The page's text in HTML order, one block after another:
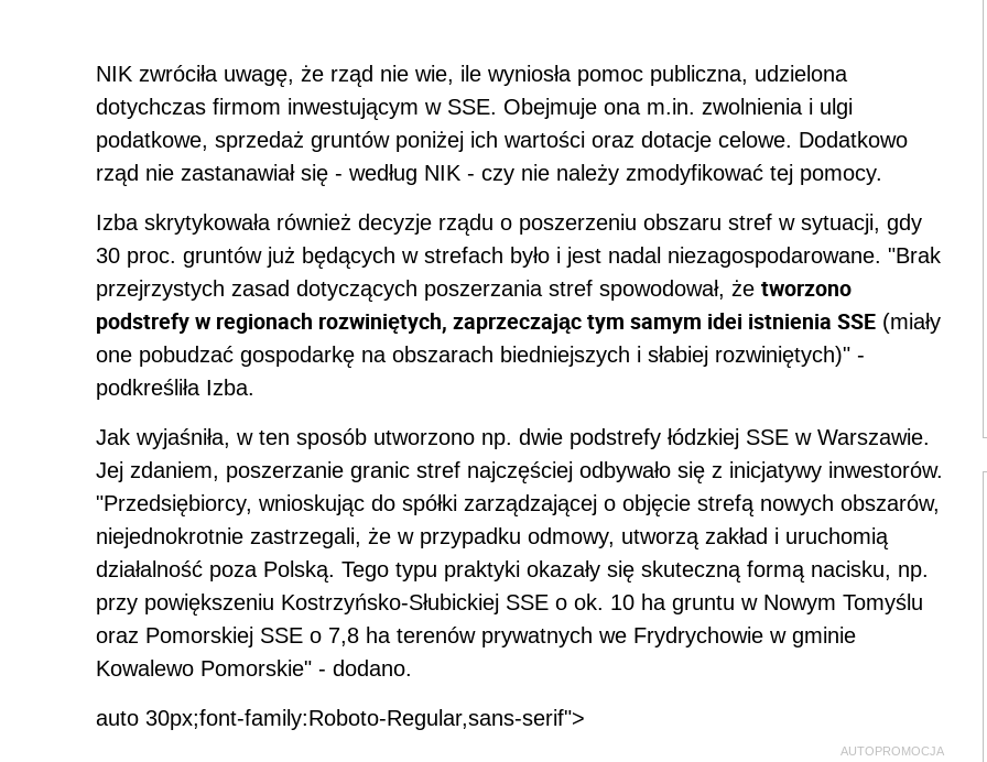
NIK zwróciła uwagę, że rząd nie wie, ile wyniosła pomoc publiczna, udzielona
dotychczas firmom inwestującym w SSE. Obejmuje ona m.in. zwolnienia i ulgi
podatkowe, sprzedaż gruntów poniżej ich wartości oraz dotacje celowe. Dodatkowo
rząd nie zastanawiał się - według NIK - czy nie należy zmodyfikować tej pomocy.
Izba skrytykowała również decyzje rządu o poszerzeniu obszaru stref w sytuacji, gdy
30 proc. gruntów już będących w strefach było i jest nadal niezagospodarowane. "Brak
przejrzystych zasad dotyczących poszerzania stref spowodował, że tworzono
podstrefy w regionach rozwiniętych, zaprzeczając tym samym idei istnienia SSE (miały
one pobudzać gospodarkę na obszarach biedniejszych i słabiej rozwiniętych)" -
podkreśliła Izba.
Jak wyjaśniła, w ten sposób utworzono np. dwie podstrefy łódzkiej SSE w Warszawie.
Jej zdaniem, poszerzanie granic stref najczęściej odbywało się z inicjatywy inwestorów.
"Przedsiębiorcy, wnioskując do spółki zarządzającej o objęcie strefą nowych obszarów,
niejednokrotnie zastrzegali, że w przypadku odmowy, utworzą zakład i uruchomią
działalność poza Polską. Tego typu praktyki okazały się skuteczną formą nacisku, np.
przy powiększeniu Kostrzyńsko-Słubickiej SSE o ok. 10 ha gruntu w Nowym Tomyślu
oraz Pomorskiej SSE o 7,8 ha terenów prywatnych we Frydrychowie w gminie
Kowalewo Pomorskie" - dodano.
auto 30px;font-family:Roboto-Regular,sans-serif">
AUTOPROMOCJA